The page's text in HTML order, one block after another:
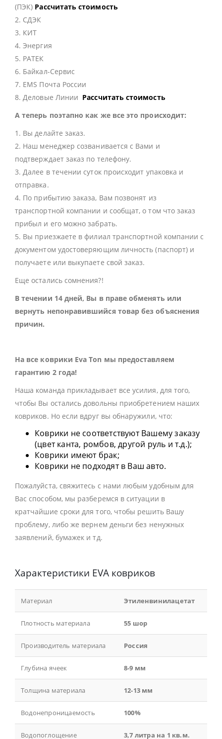
(ПЭК) Рассчитать стоимость
2. СДЭК
3. КИТ
4. Энергия
5. РАТЕК
6. Байкал-Сервис
7. EMS Почта России
8. Деловые Линии Рассчитать стоимость
А теперь поэтапно как же все это происходит:
1. Вы делайте заказ.
2. Наш менеджер созванивается с Вами и
подтверждает заказ по телефону.
3. Далее в течении суток происходит упаковка и
отправка.
4. По прибытию заказа, Вам позвонят из
транспортной компании и сообщат, о том что заказ
прибыл и его можно забрать.
5. Вы приезжаете в филиал транспортной компании с
документом удостоверяющим личность (паспорт) и
получаете или выкупаете свой заказ.
Еще остались сомнения?!
В течении 14 дней, Вы в праве обменять или
вернуть непонравившийся товар без объяснения
причин.
На все коврики Eva Ton мы предоставляем
гарантию 2 года!
Наша команда прикладывает все усилия, для того,
чтобы Вы остались довольны приобретением наших
ковриков. Но если вдруг вы обнаружили, что:
Коврики не соответствуют Вашему заказу
(цвет канта, ромбов, другой руль и т.д.);
Коврики имеют брак;
Коврики не подходят в Ваш авто.
Пожалуйста, свяжитесь с нами любым удобным для
Вас способом, мы разберемся в ситуации в
кратчайшие сроки для того, чтобы решить Вашу
проблему, либо же вернем деньги без ненужных
заявлений, бумажек и тд.
Характеристики EVA ковриков
Материал Этиленвинилацетат
Плотность материала 55 шор
Производитель материала Россия
Глубина ячеек 8-9 мм
Толщина материала 12-13 мм
Водонепроницаемость 100%
Водопоглощение 3,7 литра на 1 кв.м.